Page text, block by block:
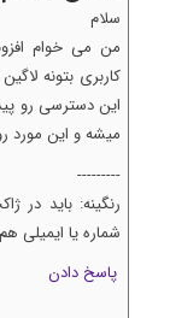
سلام
کاربری بتونه
این دسترسی رو
میشه و این مورد
---------
رنگینه: باید در
شماره یا ایمیلی
پاسخ دادن